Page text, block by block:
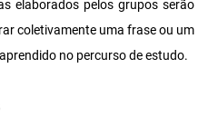
elaborados pelos grupos serão
coletivamente uma frase ou um
no percurso de estudo.